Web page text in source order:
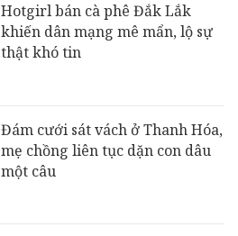
Hotgirl bán cà phê Đắk Lắk
khiến dân mạng mê mẩn, lộ sự
thật khó tin
Đám cưới sát vách ở Thanh Hóa,
mẹ chồng liên tục dặn con dâu
một câu